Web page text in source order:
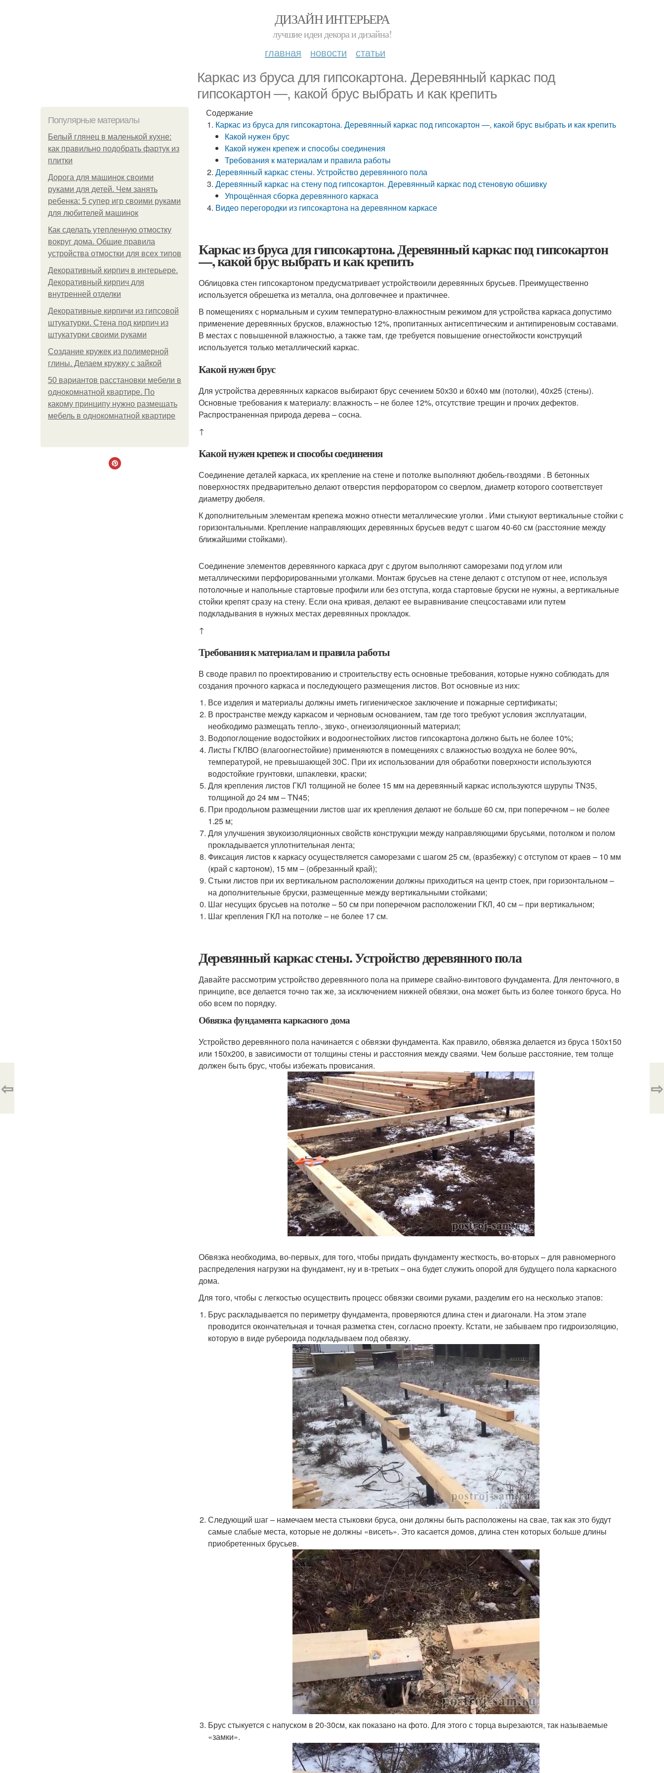
ДИЗАЙН ИНТЕРЬЕРА
лучшие идеи декора и дизайна!
главная новости статьи
Каркас из бруса для гипсокартона. Деревянный каркас под
гипсокартон —, какой брус выбрать и как крепить
Популярные материалы
Белый глянец в маленькой кухне:
как правильно подобрать фартук из
плитки
Дорога для машинок своими
руками для детей. Чем занять
ребенка: 5 супер игр своими руками
для любителей машинок
Как сделать утепленную отмостку
вокруг дома. Общие правила
устройства отмостки для всех типов
Декоративный кирпич в интерьере.
Декоративный кирпич для
внутренней отделки
Декоративные кирпичи из гипсовой
штукатурки. Стена под кирпич из
штукатурки своими руками
Создание кружек из полимерной
глины. Делаем кружку с зайкой
50 вариантов расстановки мебели в
однокомнатной квартире. По
какому принципу нужно размещать
мебель в однокомнатной квартире
Содержание
Каркас из бруса для гипсокартона. Деревянный каркас под гипсокартон —, какой брус выбрать и как крепить
Какой нужен брус
Какой нужен крепеж и способы соединения
Требования к материалам и правила работы
Деревянный каркас стены. Устройство деревянного пола
Деревянный каркас на стену под гипсокартон. Деревянный каркас под стеновую обшивку
Упрощённая сборка деревянного каркаса
Видео перегородки из гипсокартона на деревянном каркасе
Каркас из бруса для гипсокартона. Деревянный каркас под гипсокартон
—, какой брус выбрать и как крепить
Облицовка стен гипсокартоном предусматривает устройствоили деревянных брусьев. Преимущественно
используется обрешетка из металла, она долговечнее и практичнее.
В помещениях с нормальным и сухим температурно-влажностным режимом для устройства каркаса допустимо
применение деревянных брусков, влажностью 12%, пропитанных антисептическим и антипиреновым составами.
В местах с повышенной влажностью, а также там, где требуется повышение огнестойкости конструкций
используется только металлический каркас.
Какой нужен брус
Для устройства деревянных каркасов выбирают брус сечением 50х30 и 60х40 мм (потолки), 40х25 (стены).
Основные требования к материалу: влажность – не более 12%, отсутствие трещин и прочих дефектов.
Распространенная природа дерева – сосна.
↑
Какой нужен крепеж и способы соединения
Соединение деталей каркаса, их крепление на стене и потолке выполняют дюбель-гвоздями . В бетонных
поверхностях предварительно делают отверстия перфоратором со сверлом, диаметр которого соответствует
диаметру дюбеля.
К дополнительным элементам крепежа можно отнести металлические уголки . Ими стыкуют вертикальные стойки с
горизонтальными. Крепление направляющих деревянных брусьев ведут с шагом 40-60 см (расстояние между
ближайшими стойками).
Соединение элементов деревянного каркаса друг с другом выполняют саморезами под углом или
металлическими перфорированными уголками. Монтаж брусьев на стене делают с отступом от нее, используя
потолочные и напольные стартовые профили или без отступа, когда стартовые бруски не нужны, а вертикальные
стойки крепят сразу на стену. Если она кривая, делают ее выравнивание спецсоставами или путем
подкладывания в нужных местах деревянных прокладок.
↑
Требования к материалам и правила работы
В своде правил по проектированию и строительству есть основные требования, которые нужно соблюдать для
создания прочного каркаса и последующего размещения листов. Вот основные из них:
Все изделия и материалы должны иметь гигиеническое заключение и пожарные сертификаты;
В пространстве между каркасом и черновым основанием, там где того требуют условия эксплуатации,
необходимо размещать тепло-, звуко-, огнеизоляционный материал;
Водопоглощение водостойких и водоогнестойких листов гипсокартона должно быть не более 10%;
Листы ГКЛВО (влагоогнестойкие) применяются в помещениях с влажностью воздуха не более 90%,
температурой, не превышающей 30С. При их использовании для обработки поверхности используются
водостойкие грунтовки, шпаклевки, краски;
Для крепления листов ГКЛ толщиной не более 15 мм на деревянный каркас используются шурупы TN35,
толщиной до 24 мм – TN45;
При продольном размещении листов шаг их крепления делают не больше 60 см, при поперечном – не более
1.25 м;
Для улучшения звукоизоляционных свойств конструкции между направляющими брусьями, потолком и полом
прокладывается уплотнительная лента;
Фиксация листов к каркасу осуществляется саморезами с шагом 25 см, (вразбежку) с отступом от краев – 10 мм
(край с картоном), 15 мм – (обрезанный край);
Стыки листов при их вертикальном расположении должны приходиться на центр стоек, при горизонтальном –
на дополнительные бруски, размещенные между вертикальными стойками;
Шаг несущих брусьев на потолке – 50 см при поперечном расположении ГКЛ, 40 см – при вертикальном;
Шаг крепления ГКЛ на потолке – не более 17 см.
Деревянный каркас стены. Устройство деревянного пола
Давайте рассмотрим устройство деревянного пола на примере свайно-винтового фундамента. Для ленточного, в
принципе, все делается точно так же, за исключением нижней обвязки, она может быть из более тонкого бруса. Но
обо всем по порядку.
Обвязка фундамента каркасного дома
Устройство деревянного пола начинается с обвязки фундамента. Как правило, обвязка делается из бруса 150х150
или 150х200, в зависимости от толщины стены и расстояния между сваями. Чем больше расстояние, тем толще
должен быть брус, чтобы избежать провисания.
Обвязка необходима, во-первых, для того, чтобы придать фундаменту жесткость, во-вторых – для равномерного
распределения нагрузки на фундамент, ну и в-третьих – она будет служить опорой для будущего пола каркасного
дома.
Для того, чтобы с легкостью осуществить процесс обвязки своими руками, разделим его на несколько этапов:
Брус раскладывается по периметру фундамента, проверяются длина стен и диагонали. На этом этапе
проводится окончательная и точная разметка стен, согласно проекту. Кстати, не забываем про гидроизоляцию,
которую в виде рубероида подкладываем под обвязку.
Следующий шаг – намечаем места стыковки бруса, они должны быть расположены на свае, так как это будут
самые слабые места, которые не должны «висеть». Это касается домов, длина стен которых больше длины
приобретенных брусьев.
Брус стыкуется с напуском в 20-30см, как показано на фото. Для этого с торца вырезаются, так называемые
«замки».
⇦ ⇨